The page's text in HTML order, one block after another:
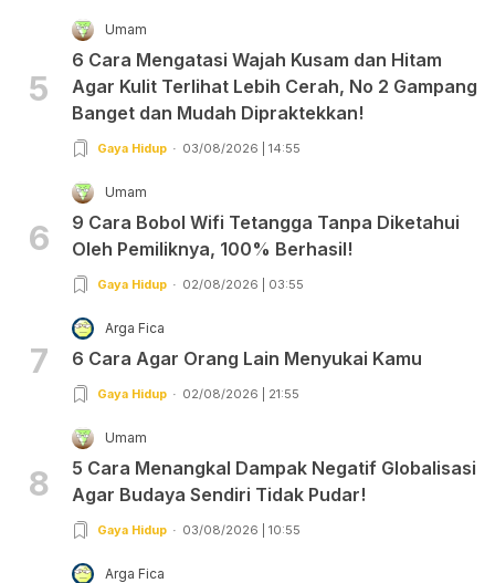
5
Umam
6 Cara Mengatasi Wajah Kusam dan Hitam
Agar Kulit Terlihat Lebih Cerah, No 2 Gampang
Banget dan Mudah Dipraktekkan!
Gaya Hidup 03/08/2026 | 14:55
6
Umam
9 Cara Bobol Wifi Tetangga Tanpa Diketahui
Oleh Pemiliknya, 100% Berhasil!
Gaya Hidup 02/08/2026 | 03:55
7
Arga Fica
6 Cara Agar Orang Lain Menyukai Kamu
Gaya Hidup 02/08/2026 | 21:55
8
Umam
5 Cara Menangkal Dampak Negatif Globalisasi
Agar Budaya Sendiri Tidak Pudar!
Gaya Hidup 03/08/2026 | 10:55
Arga Fica